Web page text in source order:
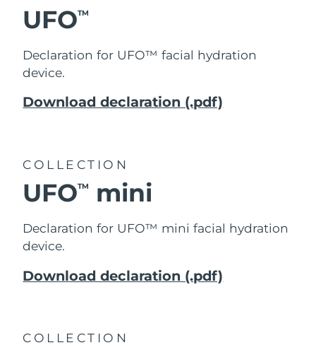
UFOTM
Declaration for UFO™ facial hydration
device.
Download declaration (.pdf)
COLLECTION
UFOTM mini
Declaration for UFO™ mini facial hydration
device.
Download declaration (.pdf)
COLLECTION